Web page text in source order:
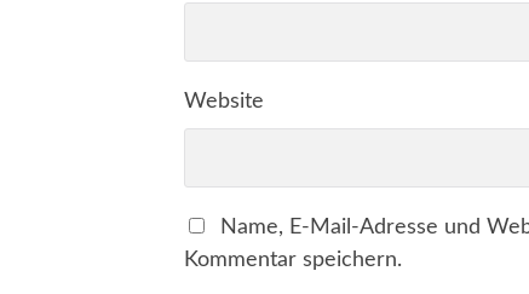
Website
Name, E-Mail-Adresse und
Kommentar speichern.